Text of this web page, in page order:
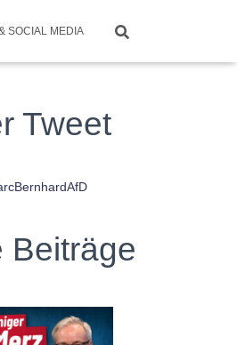
SOCIAL MEDIA
Tweet
Beiträge